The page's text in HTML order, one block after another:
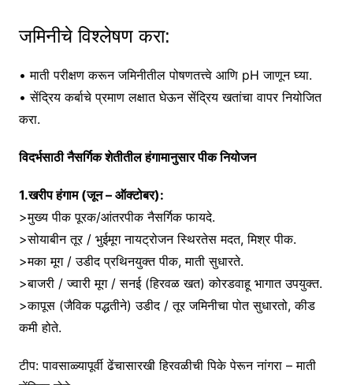
जमिनीचे विश्लेषण करा:
• माती परीक्षण करून जमिनीतील पोषणतत्त्वे आणि pH जाणून घ्या.
• सेंद्रिय कर्बाचे प्रमाण लक्षात घेऊन सेंद्रिय खतांचा वापर नियोजित
करा.
विदर्भसाठी नैसर्गिक शेतीतील हंगामानुसार पीक नियोजन
1.खरीप हंगाम (जून – ऑक्टोबर):
>मुख्य पीक पूरक/आंतरपीक नैसर्गिक फायदे.
>सोयाबीन तूर / भुईमूग नायट्रोजन स्थिरतेस मदत, मिश्र पीक.
>मका मूग / उडीद प्रथिनयुक्त पीक, माती सुधारते.
>बाजरी / ज्वारी मूग / सनई (हिरवळ खत) कोरडवाहू भागात उपयुक्त.
>कापूस (जैविक पद्धतीने) उडीद / तूर जमिनीचा पोत सुधारतो, कीड
कमी होते.
टीप: पावसाळ्यापूर्वी ढेंचासारखी हिरवळीची पिके पेरून नांगरा – माती